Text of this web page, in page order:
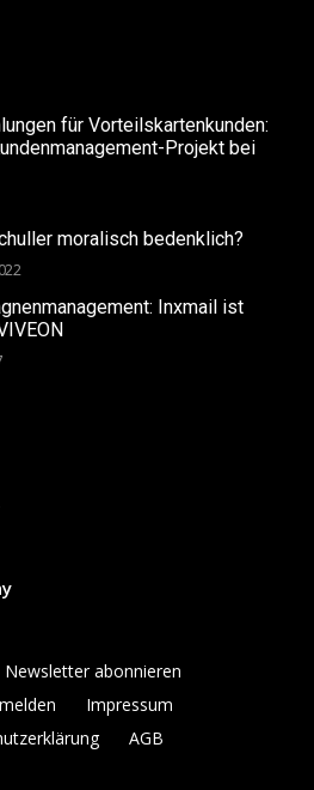
für Vorteilskartenkunden:
Projekt bei
moralisch bedenklich?
Inxmail ist
Newsletter abonnieren
Impressum
AGB